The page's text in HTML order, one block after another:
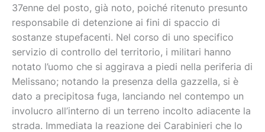
37enne del posto, già noto, poiché ritenuto presunto
responsabile di detenzione ai fini di spaccio di
sostanze stupefacenti. Nel corso di uno specifico
servizio di controllo del territorio, i militari hanno
notato l’uomo che si aggirava a piedi nella periferia di
Melissano; notando la presenza della gazzella, si è
dato a precipitosa fuga, lanciando nel contempo un
involucro all’interno di un terreno incolto adiacente la
strada. Immediata la reazione dei Carabinieri che lo